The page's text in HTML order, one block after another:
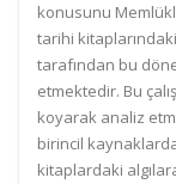
konusunu
tarihi
tarafından bu
etmektedir. Bu
koyarak analiz
birincil
kitaplardaki